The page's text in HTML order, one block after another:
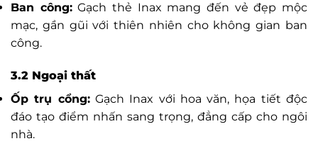
Ban công:Gạch thẻ Inax mang đến vẻ đẹp mộc
mạc, gần gũi với thiên nhiên cho không gian ban
công.
3.2 Ngoại thất
Ốp trụ cổng:Gạch Inax với hoa văn, họa tiết độc
đáo tạo điểm nhấn sang trọng, đẳng cấp cho ngôi
nhà.